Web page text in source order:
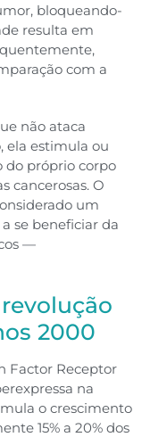
bloqueando-
resulta em
com a
não ataca
ela estimula ou
do próprio corpo
cancerosas. O
um
se beneficiar da
—
2000
Factor Receptor
na
o crescimento
15% a 20% dos